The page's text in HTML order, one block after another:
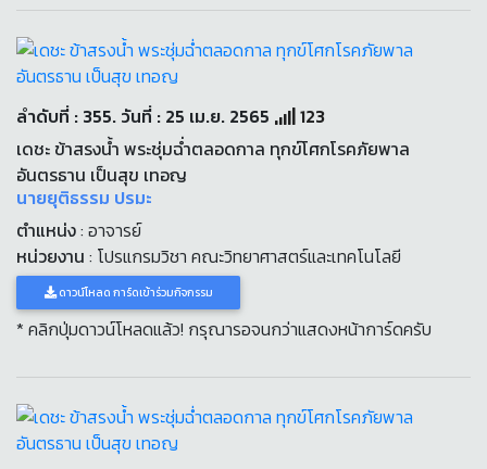
ลำดับที่ : 355. วันที่ : 25 เม.ย. 2565
123
เดชะ ข้าสรงน้ำ พระชุ่มฉ่ำตลอดกาล ทุกข์โศกโรคภัยพาล
อันตรธาน เป็นสุข เทอญ
นายยุติธรรม ปรมะ
ตำแหน่ง: อาจารย์
หน่วยงาน : โปรแกรมวิชา คณะวิทยาศาสตร์และเทคโนโลยี
ดาวน์โหลด การ์ดเข้าร่วมกิจกรรม
* คลิกปุ่มดาวน์โหลดแล้ว! กรุณารอจนกว่าแสดงหน้าการ์ดครับ